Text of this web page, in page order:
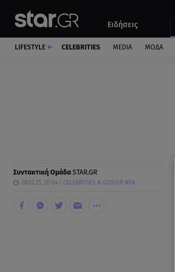
Ειδήσεις
Αυτοκίνητο
LIFESTYLE CELEBRITIES MEDIA ΜΟΔΑ
Συντακτική ΟμάδαSTAR.GR
28.02.25, 20:04 CELEBRITIES & GOSSIP ΝΕΑ